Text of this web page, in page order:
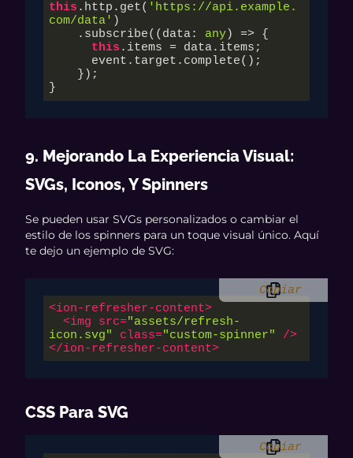
this .http.get( 'https://api.example.
com/data' )
    .subscribe(
( data: any) => {
this .items = data.items;
}
9. Mejorando La Experiencia Visual:
SVGs, Iconos, Y Spinners
Se pueden usar SVGs personalizados o cambiar el
estilo de los spinners para un toque visual único. Aquí
te dejo un ejemplo de SVG:
Copiar
<ion-refresher-content>
<img src="assets/refresh-
icon.svg"
class="custom-spinner"
/>
</ion-refresher-content>
CSS Para SVG
Copiar